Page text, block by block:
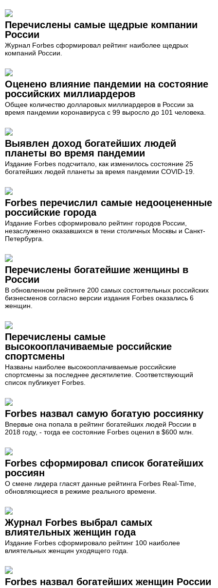
Перечислены самые щедрые компании
России
Журнал Forbes сформировал рейтинг наиболее щедрых
компаний России.
Оценено влияние пандемии на состояние
российских миллиардеров
Общее количество долларовых миллиардеров в России за
время пандемии коронавируса с 99 выросло до 101 человека.
Выявлен доход богатейших людей
планеты во время пандемии
Издание Forbes подсчитало, как изменилось состояние 25
богатейших людей планеты за время пандемии COVID-19.
Forbes перечислил самые недооцененные
российские города
Издание Forbes сформировало рейтинг городов России,
незаслуженно оказавшихся в тени столичных Москвы и Санкт-
Петербурга.
Перечислены богатейшие женщины в
России
В обновленном рейтинге 200 самых состоятельных российских
бизнесменов согласно версии издания Forbes оказались 6
женщин.
Перечислены самые
высокооплачиваемые российские
спортсмены
Названы наиболее высокооплачиваемые российские
спортсмены за последнее десятилетие. Соответствующий
список публикует Forbes.
Forbes назвал самую богатую россиянку
Впервые она попала в рейтинг богатейших людей России в
2018 году, - тогда ее состояние Forbes оценил в $600 млн.
Forbes сформировал список богатейших
россиян
О смене лидера гласят данные рейтинга Forbes Real-Time,
обновляющиеся в режиме реального времени.
Журнал Forbes выбрал самых
влиятельных женщин года
Издание Forbes сформировало рейтинг 100 наиболее
влиятельных женщин уходящего года.
Forbes назвал богатейших женщин России